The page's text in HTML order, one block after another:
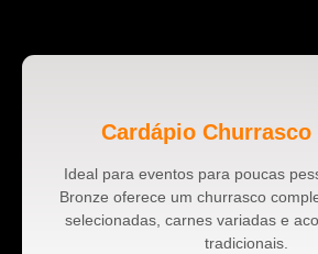
Cardápio Churrasco
Ideal para eventos para poucas
Bronze oferece um churrasco
selecionadas, carnes variadas e
tradicionais.